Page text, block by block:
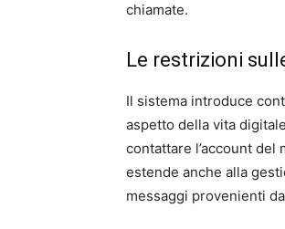
chiamate.
Le restrizioni
Il sistema introduce
aspetto della vita
contattare l’account
estende anche alla
messaggi provenienti